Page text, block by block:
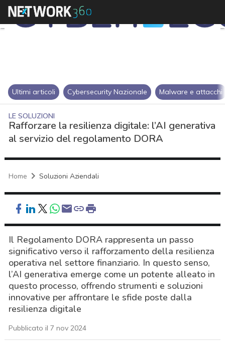
Ultimi articoli Cybersecurity Nazionale Malware e attacchi
LE SOLUZIONI
Rafforzare la resilienza digitale: l’AI generativa
al servizio del regolamento DORA
Home Soluzioni Aziendali
Il Regolamento DORA rappresenta un passo
significativo verso il rafforzamento della resilienza
operativa nel settore finanziario. In questo senso,
l’AI generativa emerge come un potente alleato in
questo processo, offrendo strumenti e soluzioni
innovative per affrontare le sfide poste dalla
resilienza digitale
Pubblicato il 7 nov 2024